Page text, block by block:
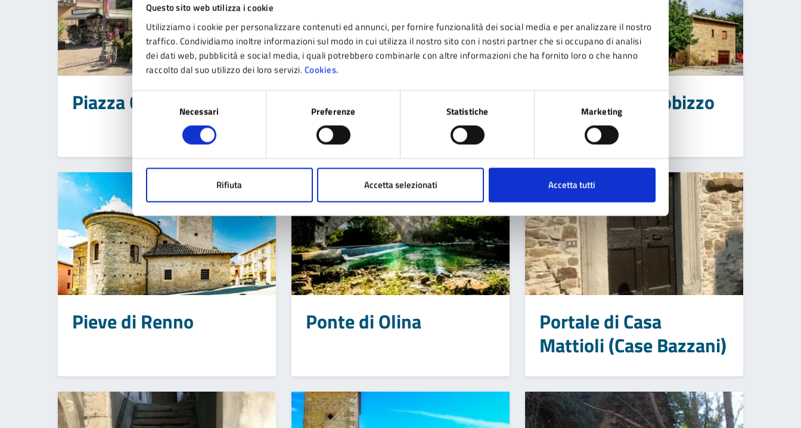
Questo sito web utilizza i cookie
Utilizziamo i cookie per personalizzare contenuti ed annunci, per fornire funzionalità dei social media e per analizzare il nostro
traffico. Condividiamo inoltre informazioni sul modo in cui utilizza il nostro sito con i nostri partner che si occupano di analisi
dei dati web, pubblicità e social media, i quali potrebbero combinarle con altre informazioni che ha fornito loro o che hanno
raccolto dal suo utilizzo dei loro servizi.Cookies.
Selezione
del
Necessari Preferenze Statistiche Marketing
Rifiuta Accetta selezionati Accetta tutti
Piazza Giovanni Borelli
Piazza Raimondo
Montecuccoli
Pieve di Monteobizzo
Pieve di Renno Ponte di Olina
Portale di Casa
Mattioli (Case Bazzani)